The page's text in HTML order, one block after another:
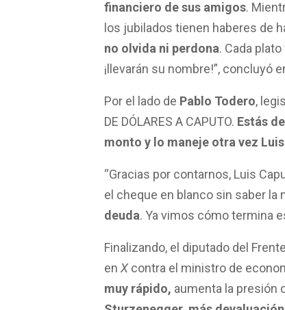
financiero de sus amigos.
los jubilados tienen haberes de
no olvida ni perdona. Cada
¡llevarán su nombre!”, concluyó
Por el lado de Pablo Todero,
DE DÓLARES A CAPUTO. Estás
monto y lo maneje otra vez
“Gracias por contarnos, Luis
el cheque en blanco sin saber la
deuda. Ya vimos cómo termina
Finalizando, el diputado del
en X contra el ministro de
muy rápido, aumenta la presión